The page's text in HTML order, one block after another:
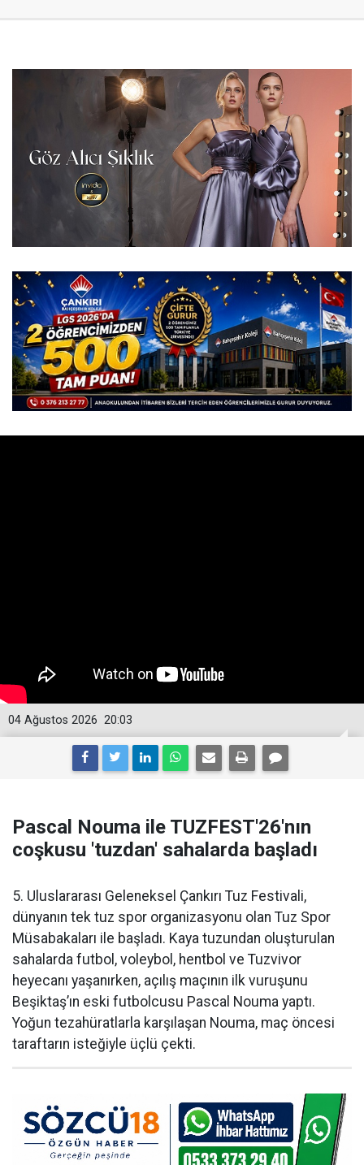
20:03
04 Ağustos 2026
Pascal Nouma ile TUZFEST'26'nın
coşkusu 'tuzdan' sahalarda başladı
5. Uluslararası Geleneksel Çankırı Tuz Festivali,
dünyanın tek tuz spor organizasyonu olan Tuz Spor
Müsabakaları ile başladı. Kaya tuzundan oluşturulan
sahalarda futbol, voleybol, hentbol ve Tuzvivor
heyecanı yaşanırken, açılış maçının ilk vuruşunu
Beşiktaş’ın eski futbolcusu Pascal Nouma yaptı.
Yoğun tezahüratlarla karşılaşan Nouma, maç öncesi
taraftarın isteğiyle üçlü çekti.